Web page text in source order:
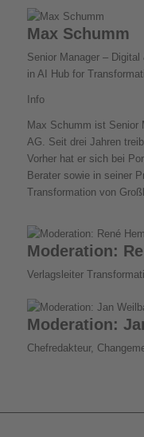
Max Schumm
Senior Manager –
in AI Hub for
Info
Max Schumm ist Senior
AG. Seit drei Jahren
Vorher hat er sich bei
Berater sowie in seiner
Transformation von
Moderation:
Verlagsleiter
Moderation:
Chefredakteur,